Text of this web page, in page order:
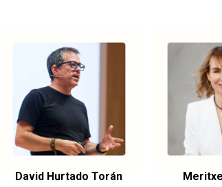
David Hurtado Torán